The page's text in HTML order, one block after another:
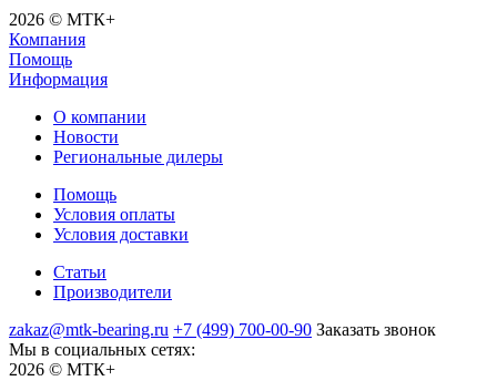
2026 © МТК+
Компания
Помощь
Информация
О компании
Новости
Региональные дилеры
Помощь
Условия оплаты
Условия доставки
Статьи
Производители
zakaz@mtk-bearing.ru +7 (499) 700-00-90 Заказать звонок
Мы в социальных сетях:
2026 © МТК+